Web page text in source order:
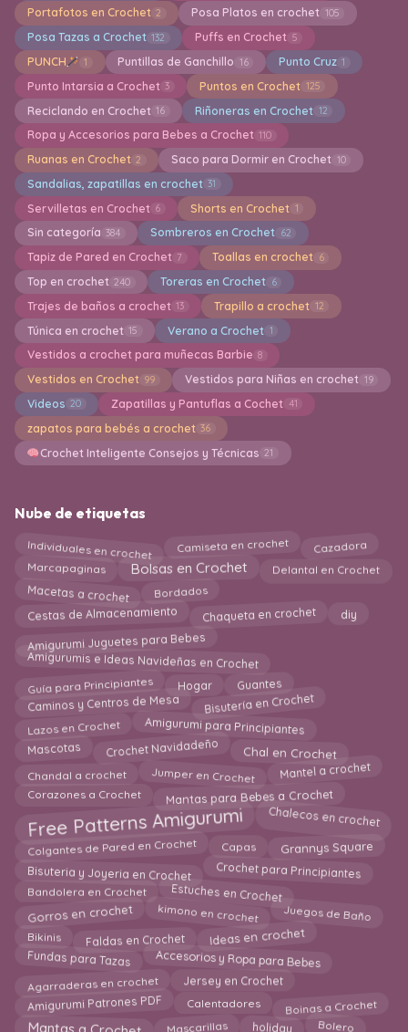
Portafotos en Crochet 2 Posa Platos en crochet 105
Posa Tazas a Crochet 132 Puffs en Crochet 5
PUNCH 1 Puntillas de Ganchillo 16 Punto Cruz 1
Punto Intarsia a Crochet 3 Puntos en Crochet 125
Reciclando en Crochet 16 Riñoneras en Crochet 12
Ropa y Accesorios para Bebes a Crochet 110
Ruanas en Crochet 2 Saco para Dormir en Crochet 10
Sandalias, zapatillas en crochet 31
Servilletas en Crochet 6 Shorts en Crochet 1
Sin categoría 384 Sombreros en Crochet 62
Tapiz de Pared en Crochet 7 Toallas en crochet 6
Top en crochet 240 Toreras en Crochet 6
Trajes de baños a crochet 13 Trapillo a crochet 12
Túnica en crochet 15 Verano a Crochet 1
Vestidos a crochet para muñecas Barbie 8
Vestidos en Crochet 99 Vestidos para Niñas en crochet 19
Videos 20 Zapatillas y Pantuflas a Cochet 41
zapatos para bebés a crochet 36
Crochet Inteligente Consejos y Técnicas 21
Nube de etiquetas
Individuales en crochet Camiseta en crochet Cazadora
Marcapaginas Bolsas en Crochet Delantal en Crochet
Macetas a crochet Bordados
Cestas de Almacenamiento Chaqueta en crochet diy
Amigurumi Juguetes para Bebes
Amigurumis e Ideas Navideñas en Crochet
Guía para Principiantes Hogar Guantes
Caminos y Centros de Mesa Bisutería en Crochet
Lazos en Crochet Amigurumi para Principiantes
Mascotas Crochet Navidadeño Chal en Crochet
Chandal a crochet Jumper en Crochet Mantel a crochet
Corazones a Crochet Mantas para Bebes a Crochet
Free Patterns Amigurumi Chalecos en crochet
Colgantes de Pared en Crochet Capas Grannys Square
Bisuteria y Joyeria en Crochet Crochet para Principiantes
Bandolera en Crochet Estuches en Crochet
Gorros en crochet kimono en crochet Juegos de Baño
Bikinis Faldas en Crochet Ideas en crochet
Fundas para Tazas Accesorios y Ropa para Bebes
Agarraderas en crochet Jersey en Crochet
Amigurumi Patrones PDF Calentadores Boinas a Crochet